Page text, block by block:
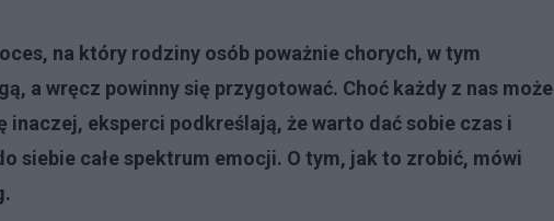
na który rodziny osób poważnie chorych, w tym
a wręcz powinny się przygotować. Choć każdy z nas może
inaczej, eksperci podkreślają, że warto dać sobie czas i
siebie całe spektrum emocji. O tym, jak to zrobić, mówi